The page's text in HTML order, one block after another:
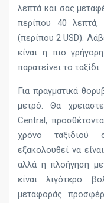
λεπτά και σας
περίπου 40 λεπτά,
(περίπου 2 USD).
είναι η πιο
παρατείνει το ταξίδι.
Για πραγματικά
μετρό. Θα
Central,
χρόνο ταξιδιού
εξακολουθεί να
αλλά η πλοήγηση
είναι λιγότερο
μεταφοράς